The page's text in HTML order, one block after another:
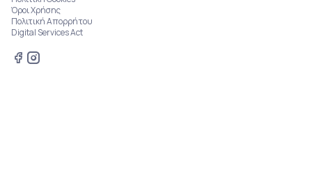
Όροι Χρήσης
Πολιτική Απορρήτου
Digital Services Act